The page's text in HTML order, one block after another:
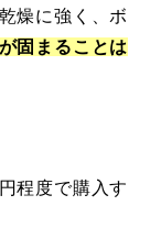
燥に強く、ボ
固まることは
程度で購入す